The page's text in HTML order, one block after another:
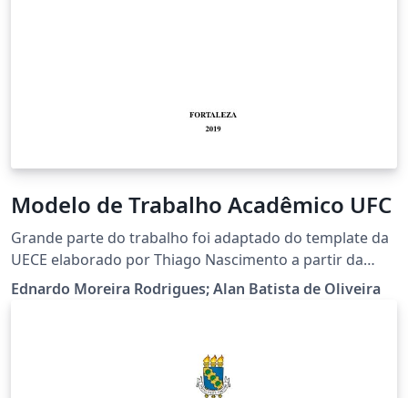
Modelo de Trabalho Acadêmico UFC
Grande parte do trabalho foi adaptado do template da
UECE elaborado por Thiago Nascimento a partir da
classe abntex2. Dúvidas, esclarecimentos ou sugestões
podem ser enviadas para o e-mail da Comissão de
academic works (Undergraduate
Thesis/Dissertation/Thesis) of the Federal University of
Ednardo Moreira Rodrigues; Alan Batista de Oliveira